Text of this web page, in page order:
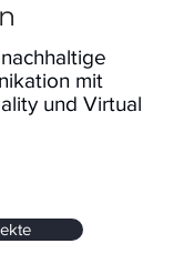
mit
und Virtual